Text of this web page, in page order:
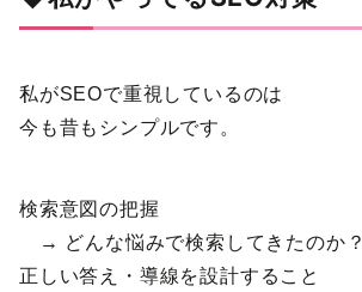
私がSEOで重視しているのは
今も昔もシンプルです。
検索意図の把握
→ どんな悩みで検索してきたのか？
正しい答え・導線を設計すること